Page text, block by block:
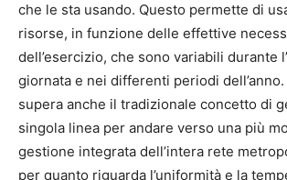
che le sta usando. Questo permette di
risorse, in funzione delle effettive
dell’esercizio, che sono variabili durante
giornata e nei differenti periodi
supera anche il tradizionale concetto di
singola linea per andare verso una più
gestione integrata dell’intera rete
per quanto riguarda l’uniformità e la